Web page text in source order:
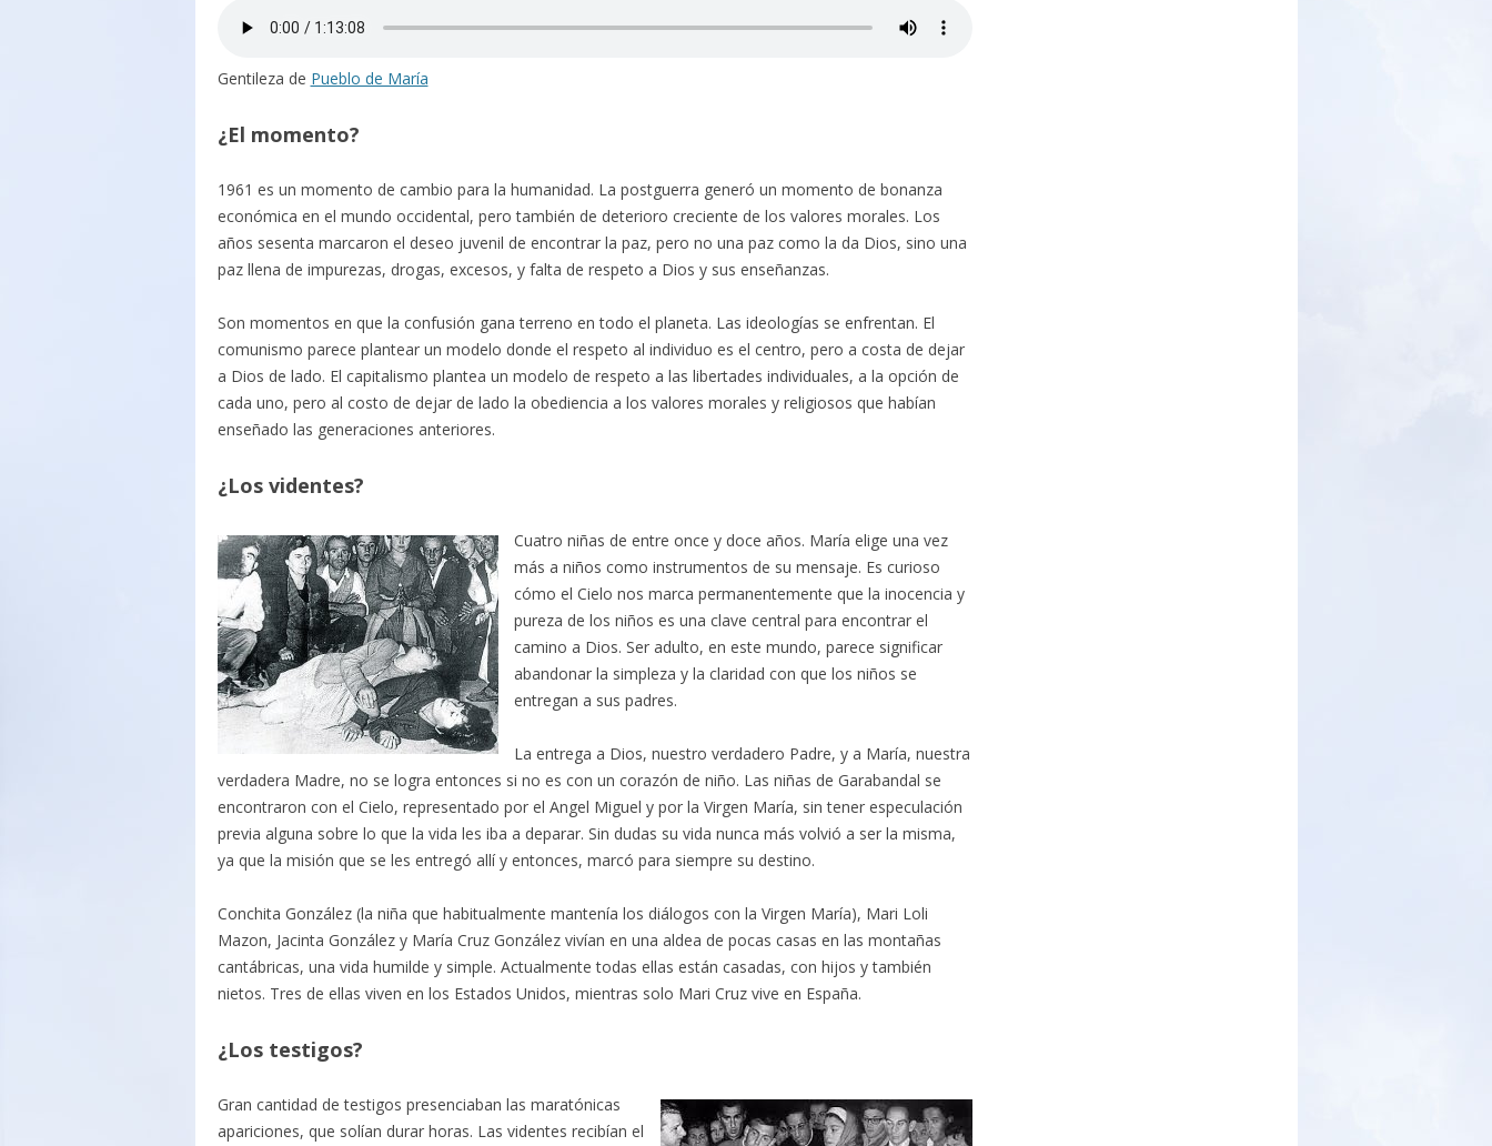
Gentileza de Pueblo de María
¿El momento?
1961 es un momento de cambio para la humanidad. La postguerra generó un momento de bonanza
económica en el mundo occidental, pero también de deterioro creciente de los valores morales. Los
años sesenta marcaron el deseo juvenil de encontrar la paz, pero no una paz como la da Dios, sino una
paz llena de impurezas, drogas, excesos, y falta de respeto a Dios y sus enseñanzas.
Son momentos en que la confusión gana terreno en todo el planeta. Las ideologías se enfrentan. El
comunismo parece plantear un modelo donde el respeto al individuo es el centro, pero a costa de dejar
a Dios de lado. El capitalismo plantea un modelo de respeto a las libertades individuales, a la opción de
cada uno, pero al costo de dejar de lado la obediencia a los valores morales y religiosos que habían
enseñado las generaciones anteriores.
¿Los videntes?
Cuatro niñas de entre once y doce años. María elige una vez
más a niños como instrumentos de su mensaje. Es curioso
cómo el Cielo nos marca permanentemente que la inocencia y
pureza de los niños es una clave central para encontrar el
camino a Dios. Ser adulto, en este mundo, parece significar
abandonar la simpleza y la claridad con que los niños se
entregan a sus padres.
La entrega a Dios, nuestro verdadero Padre, y a María, nuestra
verdadera Madre, no se logra entonces si no es con un corazón de niño. Las niñas de Garabandal se
encontraron con el Cielo, representado por el Angel Miguel y por la Virgen María, sin tener especulación
previa alguna sobre lo que la vida les iba a deparar. Sin dudas su vida nunca más volvió a ser la misma,
ya que la misión que se les entregó allí y entonces, marcó para siempre su destino.
Conchita González (la niña que habitualmente mantenía los diálogos con la Virgen María), Mari Loli
Mazon, Jacinta González y María Cruz González vivían en una aldea de pocas casas en las montañas
cantábricas, una vida humilde y simple. Actualmente todas ellas están casadas, con hijos y también
nietos. Tres de ellas viven en los Estados Unidos, mientras solo Mari Cruz vive en España.
¿Los testigos?
Gran cantidad de testigos presenciaban las maratónicas
apariciones, que solían durar horas. Las videntes recibían el